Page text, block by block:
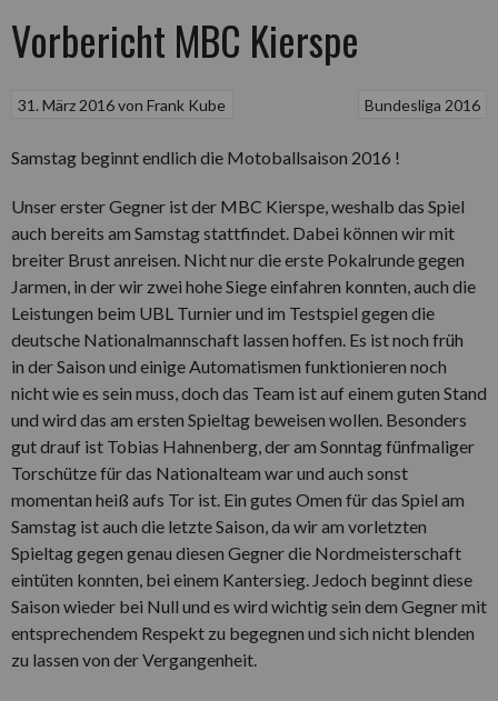
Vorbericht MBC Kierspe
Bundesliga 2016
31. März 2016vonFrank Kube
Samstag beginnt endlich die Motoballsaison 2016 !
Unser erster Gegner ist der MBC Kierspe, weshalb das Spiel
auch bereits am Samstag stattfindet. Dabei können wir mit
breiter Brust anreisen. Nicht nur die erste Pokalrunde gegen
Jarmen, in der wir zwei hohe Siege einfahren konnten, auch die
Leistungen beim UBL Turnier und im Testspiel gegen die
deutsche Nationalmannschaft lassen hoffen. Es ist noch früh
in der Saison und einige Automatismen funktionieren noch
nicht wie es sein muss, doch das Team ist auf einem guten Stand
und wird das am ersten Spieltag beweisen wollen. Besonders
gut drauf ist Tobias Hahnenberg, der am Sonntag fünfmaliger
Torschütze für das Nationalteam war und auch sonst
momentan heiß aufs Tor ist. Ein gutes Omen für das Spiel am
Samstag ist auch die letzte Saison, da wir am vorletzten
Spieltag gegen genau diesen Gegner die Nordmeisterschaft
eintüten konnten, bei einem Kantersieg. Jedoch beginnt diese
Saison wieder bei Null und es wird wichtig sein dem Gegner mit
entsprechendem Respekt zu begegnen und sich nicht blenden
zu lassen von der Vergangenheit.